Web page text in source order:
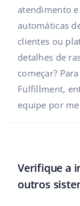
atendimento
automáticas
clientes ou
detalhes de
começar?
Fulfillment,
equipe por
Verifique a
outros